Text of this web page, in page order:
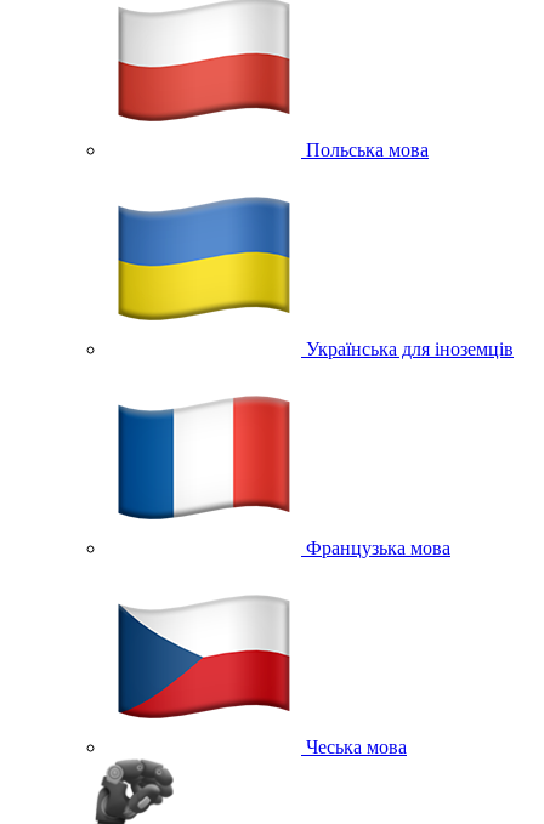
Польська мова
Українська для іноземців
Французька мова
Чеська мова